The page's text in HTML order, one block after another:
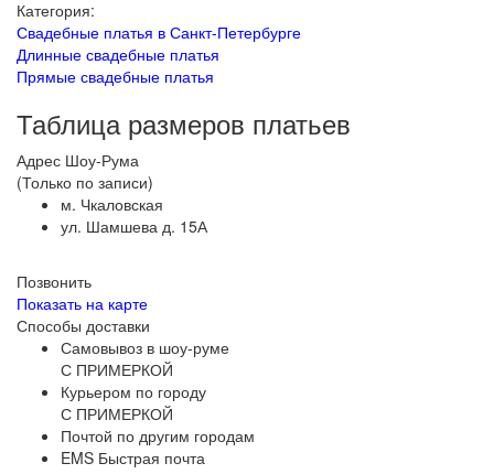
Категория:
Свадебные платья в Санкт-Петербурге
Длинные свадебные платья
Прямые свадебные платья
Таблица размеров платьев
Адрес Шоу-Рума
(Только по записи)
м. Чкаловская
ул. Шамшева д. 15А
Позвонить
Показать на карте
Способы доставки
Самовывоз в шоу-руме
С ПРИМЕРКОЙ
Курьером по городу
С ПРИМЕРКОЙ
Почтой по другим городам
EMS Быстрая почта